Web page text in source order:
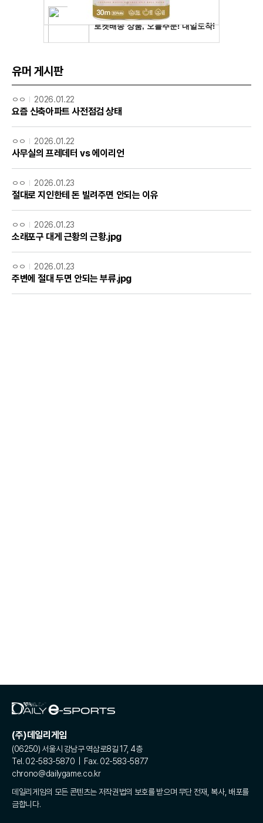
유머 게시판
ㅇㅇ 2026.01.22
요즘 신축아파트 사전점검 상태
ㅇㅇ 2026.01.22
사무실의 프레데터 vs 에이리언
ㅇㅇ 2026.01.23
절대로 지인한테 돈 빌려주면 안되는 이유
ㅇㅇ 2026.01.23
소래포구 대게 근황의 근황.jpg
ㅇㅇ 2026.01.23
주변에 절대 두면 안되는 부류.jpg
(주)데일리게임
(06250) 서울시 강남구 역삼로8길 17, 4층
Tel. 02-583-5870 | Fax. 02-583-5877
chrono@dailygame.co.kr
데일리게임의 모든 콘텐츠는 저작권법의 보호를 받으며 무단 전재, 복사, 배포를
금합니다.